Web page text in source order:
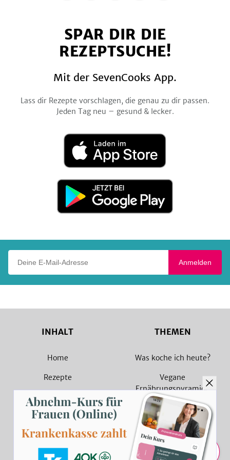
FacebookTwitterPinterestInstagramYouTube
SPAR DIR DIE
REZEPTSUCHE!
Mit der SevenCooks App.
Lass dir Rezepte vorschlagen, die genau zu dir passen.
Jeden Tag neu – gesund & lecker.
Laden
im
App
Jetzt
Google
Anmelden
INHALT
Home
Rezepte
Magazin
Sammlungen
Rezept Suche
THEMEN
Was koche ich heute?
Vegane
Ernährungspyramide
Vegane Rezepte
Vegetarische Rezepte